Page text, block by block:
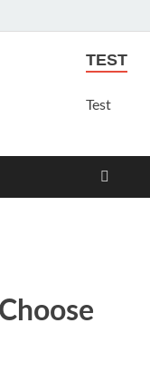
Energie
Angebote sindt der Trend
TEST
Test